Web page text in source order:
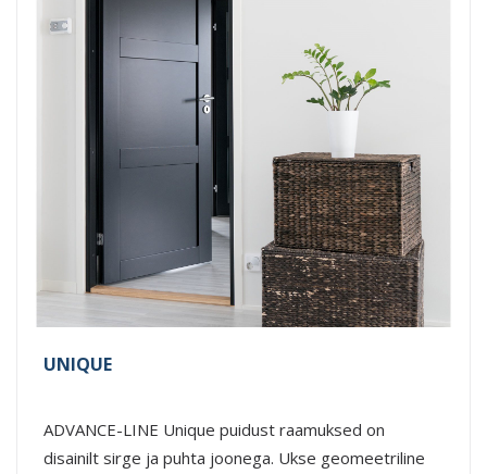
UNIQUE
ADVANCE-LINE Unique puidust raamuksed on
disainilt sirge ja puhta joonega. Ukse geomeetriline